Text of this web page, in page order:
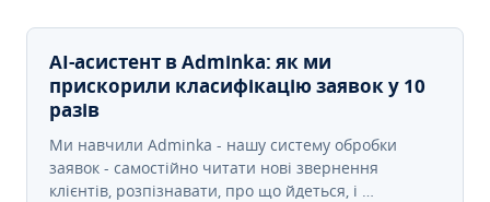
AI-асистент в Adminka: як ми
прискорили класифікацію заявок у 10
разів
Ми навчили Adminka - нашу систему обробки
заявок - самостійно читати нові звернення
клієнтів, розпізнавати, про що йдеться, і …